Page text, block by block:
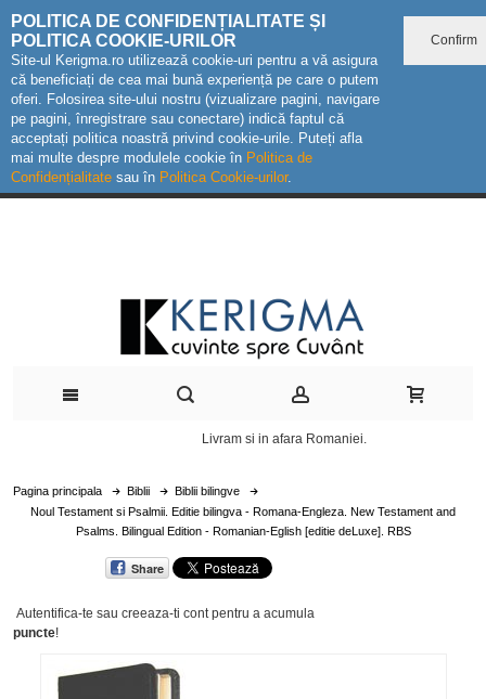
POLITICA DE CONFIDENȚIALITATE ȘI
POLITICA COOKIE-URILOR
Site-ul Kerigma.ro utilizează cookie-uri pentru a vă asigura
că beneficiați de cea mai bună experiență pe care o putem
oferi. Folosirea site-ului nostru (vizualizare pagini, navigare
pe pagini, înregistrare sau conectare) indică faptul că
acceptați politica noastră privind cookie-urile. Puteți afla
mai multe despre modulele cookie în Politica de
Confidențialitate sau în Politica Cookie-urilor.
Confirm
Livram si in afara Romaniei.
Pagina principala Biblii
Biblii bilingve
Noul Testament si Psalmii. Editie bilingva - Romana-Engleza. New Testament and
Psalms. Bilingual Edition - Romanian-Eglish [editie deLuxe]. RBS
Share
Autentifica-te sau creeaza-ti contpentru a acumula
puncte!